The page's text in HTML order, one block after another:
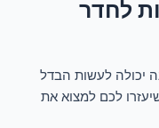
לחדר
יכולה לעשות הבדל
לכם למצוא את